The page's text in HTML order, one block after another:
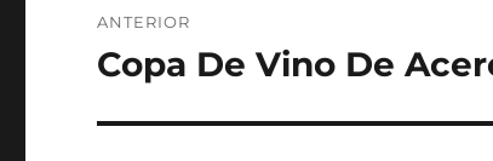
de
ANTERIOR
Entrada
Copa De Vino De